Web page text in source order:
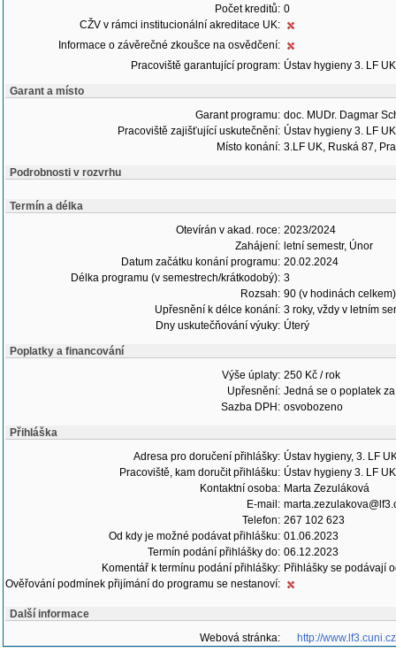
Počet kreditů: 0
CŽV v rámci institucionální akreditace UK:
Informace o závěrečné zkoušce na osvědčení:
Pracoviště garantující program: Ústav hygieny 3. LF UK
Garant a místo
Garant programu: doc. MUDr. Dagmar
Pracoviště zajišťující uskutečnění: Ústav hygieny 3. LF UK
Místo konání: 3.LF UK, Ruská 87,
Podrobnosti v rozvrhu
Termín a délka
Otevírán v akad. roce: 2023/2024
Zahájení: letní semestr, Únor
Datum začátku konání programu: 20.02.2024
Délka programu (v semestrech/krátkodobý): 3
Rozsah: 90 (v hodinách celkem)
Upřesnění k délce konání: 3 roky, vždy v letním
Dny uskutečňování výuky: Úterý
Poplatky a financování
Výše úplaty: 250 Kč / rok
Upřesnění: Jedná se o poplatek
Sazba DPH: osvobozeno
Přihláška
Adresa pro doručení přihlášky: Ústav hygieny, 3. LF
Pracoviště, kam doručit přihlášku: Ústav hygieny 3. LF UK
Kontaktní osoba: Marta Zezuláková
E-mail:
Telefon: 267 102 623
Od kdy je možné podávat přihlášku: 01.06.2023
Termín podání přihlášky do: 06.12.2023
Komentář k termínu podání přihlášky: Přihlášky se podávají
Ověřování podmínek přijímání do programu se nestanoví:
Další informace
Webová stránka:
http://